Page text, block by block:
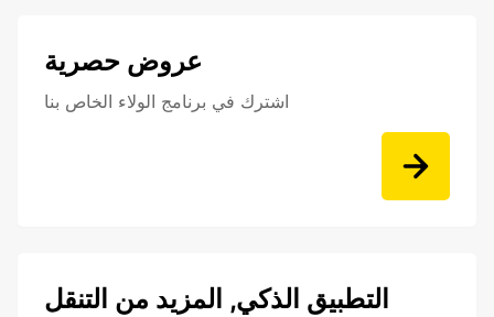
عروض حصرية
اشترك في برنامج الولاء الخاص بنا
التطبيق الذكي, المزيد من التنقل